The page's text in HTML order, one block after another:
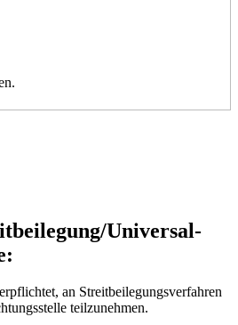
Universal­
an Streitbeilegungsverfahren
teilzunehmen.